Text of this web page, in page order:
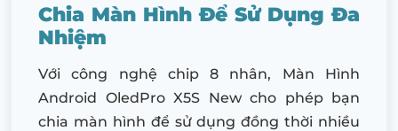
Chia Màn Hình Để Sử Dụng Đa
Nhiệm
Với công nghệ chip 8 nhân, Màn Hình
Android OledPro X5S New cho phép bạn
chia màn hình để sử dụng đồng thời nhiều